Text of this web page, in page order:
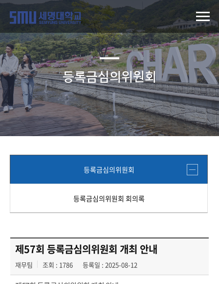
등록금심의위원회
등록금심의위원회
등록금심의위원회 회의록
제57회 등록금심의위원회 개최 안내
재무팀 조회 : 1786 등록일 : 2025-08-12